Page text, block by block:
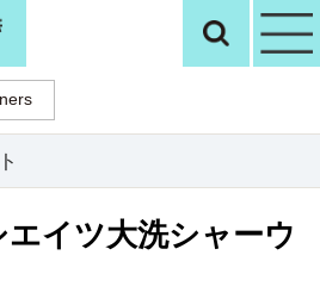
観光いばらき検
イツ大洗シャーウ